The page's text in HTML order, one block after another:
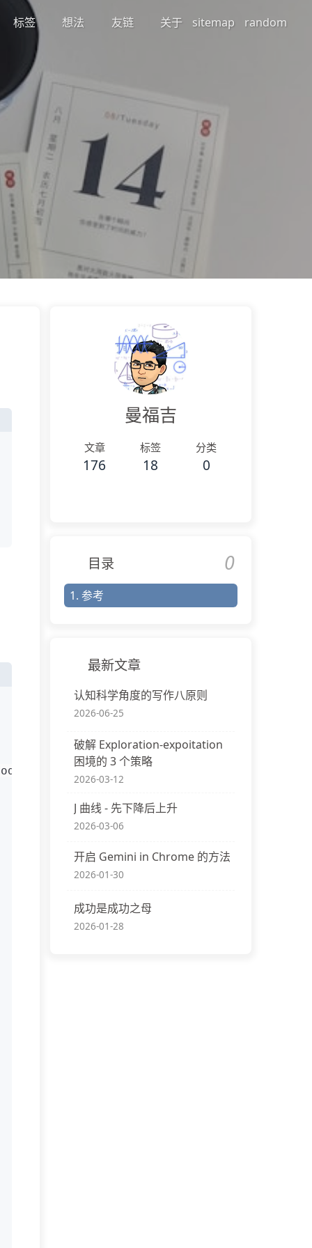
标签 想法 友链 关于 sitemap random
MarkdownElementNodeParser
曼福吉
文章
176
标签
18
分类
0
目录 0
1. 参考
最新文章
认知科学角度的写作八原则
2026-06-25
破解 Exploration-expoitation
困境的 3 个策略
2026-03-12
J 曲线 - 先下降后上升
2026-03-06
开启 Gemini in Chrome 的方法
2026-01-30
成功是成功之母
2026-01-28